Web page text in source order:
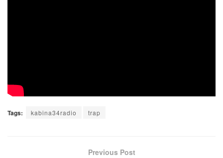
Tags: kabina34radio trap
Previous Post